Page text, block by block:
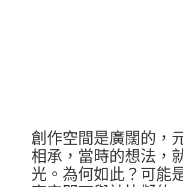
創作空間是廣闊的，
相承，當時的想法，
光。為何如此？可能